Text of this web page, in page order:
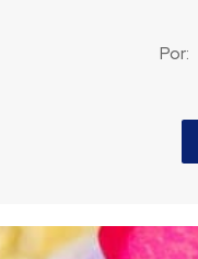
Por: